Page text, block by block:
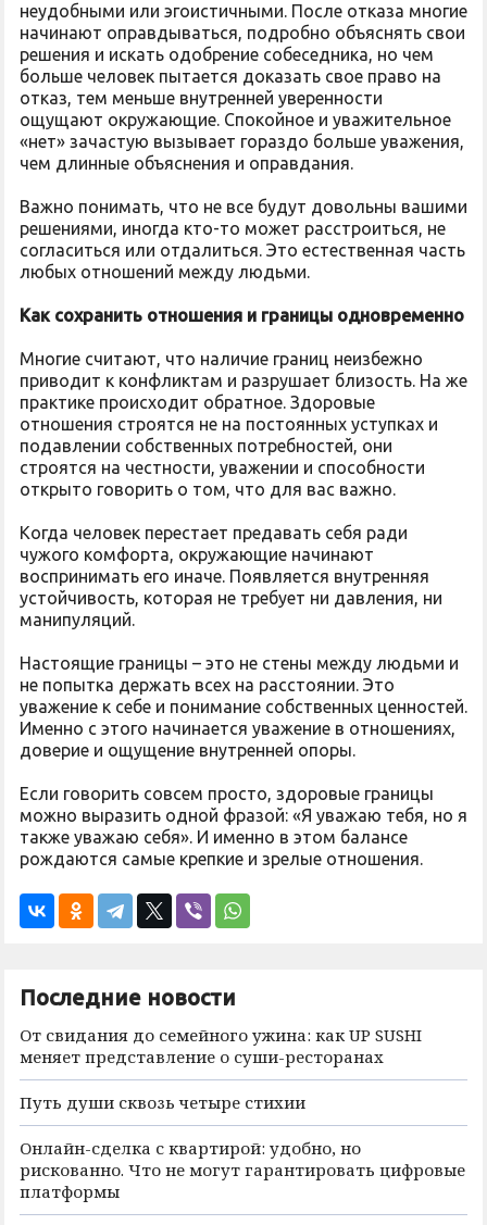
неудобными или эгоистичными. После отказа многие
начинают оправдываться, подробно объяснять свои
решения и искать одобрение собеседника, но чем
больше человек пытается доказать свое право на
отказ, тем меньше внутренней уверенности
ощущают окружающие. Спокойное и уважительное
«нет» зачастую вызывает гораздо больше уважения,
чем длинные объяснения и оправдания.
Важно понимать, что не все будут довольны вашими
решениями, иногда кто-то может расстроиться, не
согласиться или отдалиться. Это естественная часть
любых отношений между людьми.
Как сохранить отношения и границы одновременно
Многие считают, что наличие границ неизбежно
приводит к конфликтам и разрушает близость. На же
практике происходит обратное. Здоровые
отношения строятся не на постоянных уступках и
подавлении собственных потребностей, они
строятся на честности, уважении и способности
открыто говорить о том, что для вас важно.
Когда человек перестает предавать себя ради
чужого комфорта, окружающие начинают
воспринимать его иначе. Появляется внутренняя
устойчивость, которая не требует ни давления, ни
манипуляций.
Настоящие границы – это не стены между людьми и
не попытка держать всех на расстоянии. Это
уважение к себе и понимание собственных ценностей.
Именно с этого начинается уважение в отношениях,
доверие и ощущение внутренней опоры.
Если говорить совсем просто, здоровые границы
можно выразить одной фразой: «Я уважаю тебя, но я
также уважаю себя». И именно в этом балансе
рождаются самые крепкие и зрелые отношения.
Последние новости
От свидания до семейного ужина: как UP SUSHI
меняет представление о суши-ресторанах
Путь души сквозь четыре стихии
Онлайн-сделка с квартирой: удобно, но
рискованно. Что не могут гарантировать цифровые
платформы